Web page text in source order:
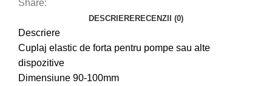
Share:
DESCRIERERECENZII (0)
Descriere
Cuplaj elastic de forta pentru pompe sau alte
dispozitive
Dimensiune 90-100mm